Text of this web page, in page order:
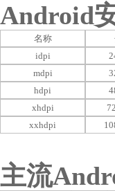
Android
名称
idpi
mdpi
hdpi
xhdpi
xxhdpi
主流